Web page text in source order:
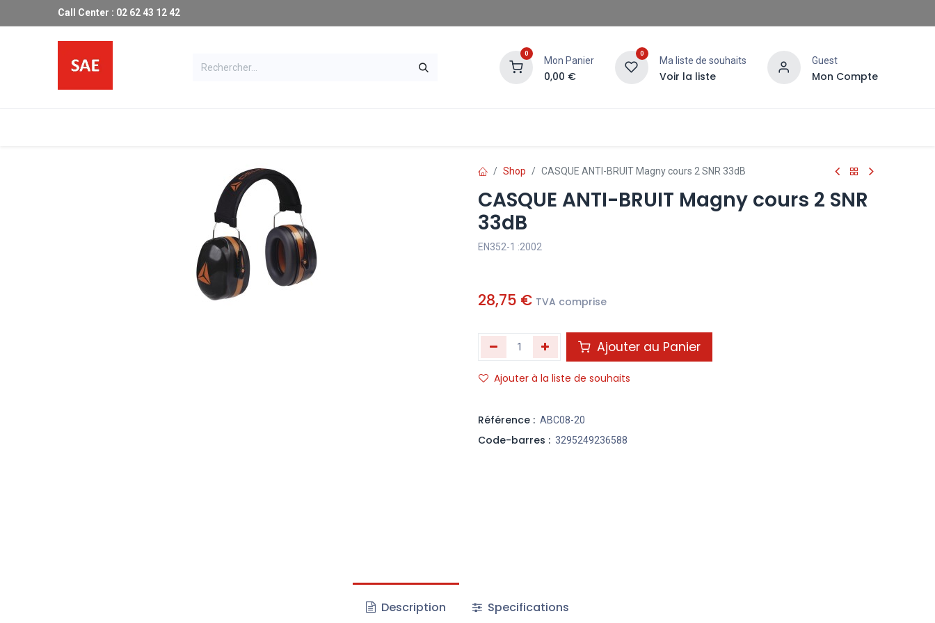
Call Center : 02 62 43 12 42
0
Mon Panier
0,00 €
0
Ma liste de souhaits
Voir la liste
Guest
Mon Compte
Shop CASQUE ANTI-BRUIT Magny cours 2 SNR 33dB
CASQUE ANTI-BRUIT Magny cours 2 SNR
33dB
EN352-1 :2002
28,75 € TVA comprise
Ajouter au Panier
Ajouter à la liste de souhaits
Référence : ABC08-20
Code-barres : 3295249236588
Description Specifications